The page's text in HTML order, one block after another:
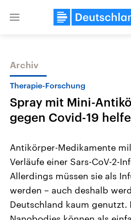
Close
Themen
Landtagswahl Sachsen-Anhalt
2026
Alle Informationen
Sachsen-Anhalt wählt am 6.
September 2026 einen neuen
Landtag. Seit 2021 wird das
Bundesland von einer Koalition aus
Archiv
Therapie-Forschung
Spray mit Mini-
gegen Covid-19
Antikörper-Medikamente
Verläufe einer Sars-CoV-2-
Allerdings müssen sie als
werden – auch deshalb
Deutschland kaum genutzt.